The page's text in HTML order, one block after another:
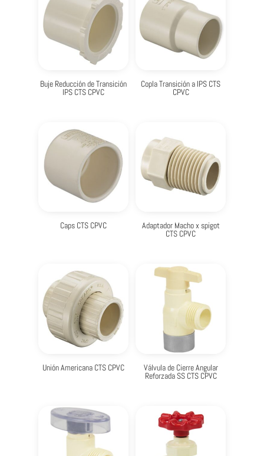
Buje Reducción de Transición
IPS CTS CPVC
Copla Transición a IPS CTS
CPVC
Caps CTS CPVC Adaptador Macho x spigot
CTS CPVC
Unión Americana CTS CPVC Válvula de Cierre Angular
Reforzada SS CTS CPVC